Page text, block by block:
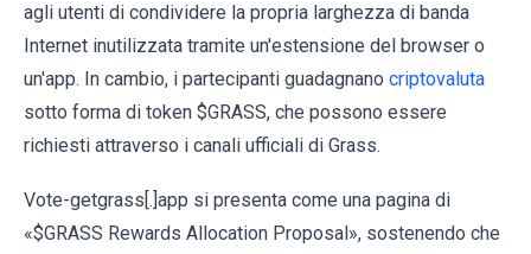
agli utenti di condividere la propria larghezza di banda
Internet inutilizzata tramite un'estensione del browser o
un'app. In cambio, i partecipanti guadagnano criptovaluta
sotto forma di token $GRASS, che possono essere
richiesti attraverso i canali ufficiali di Grass.
Vote-getgrass[.]app si presenta come una pagina di
«$GRASS Rewards Allocation Proposal», sostenendo che